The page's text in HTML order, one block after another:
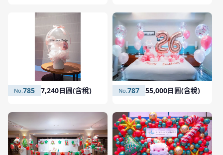
787 55,000日圓(含稅)
785 7,240日圓(含稅)